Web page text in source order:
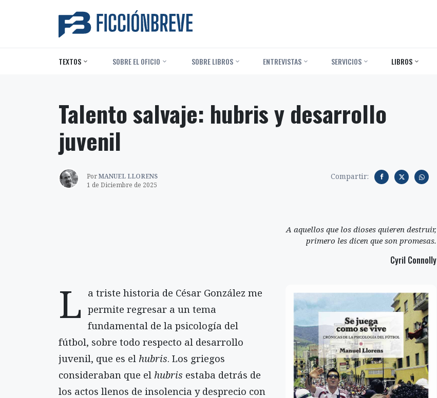
TEXTOS ‎ SOBRE EL OFICIO ‎ SOBRE LIBROS ENTREVISTAS SERVICIOS LIBROS
Talento salvaje: hubris y desarrollo
juvenil
PorMANUEL LLORENS
1 de Diciembre de 2025
Compartir:
A aquellos que los dioses quieren destruir,
primero les dicen que son promesas.
Cyril Connolly
L a triste historia de César González me
permite regresar a un tema
fundamental de la psicología del
fútbol, sobre todo respecto al desarrollo
juvenil, que es el hubris. Los griegos
consideraban que el hubris estaba detrás de
los actos llenos de insolencia y desprecio con